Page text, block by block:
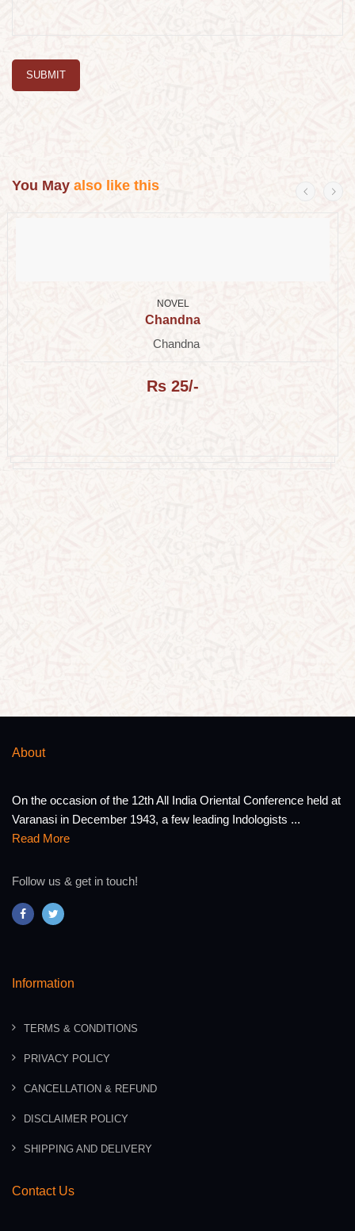
SUBMIT
You May also like this
NOVEL
Chandna
Chandna
Rs 25/-
About
On the occasion of the 12th All India Oriental Conference held at
Varanasi in December 1943, a few leading Indologists ...
Read More
Follow us & get in touch!
Information
TERMS & CONDITIONS
PRIVACY POLICY
CANCELLATION & REFUND
DISCLAIMER POLICY
SHIPPING AND DELIVERY
Contact Us